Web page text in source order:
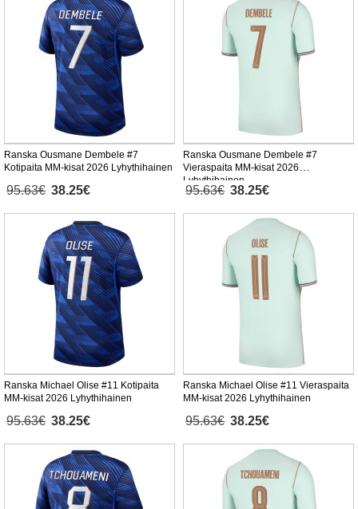
Ranska Ousmane Dembele #7
Kotipaita MM-kisat 2026 Lyhythihainen
95.63€ 38.25€
Ranska Ousmane Dembele #7
Vieraspaita MM-kisat 2026
Lyhythihainen
95.63€ 38.25€
Ranska Michael Olise #11 Kotipaita
MM-kisat 2026 Lyhythihainen
95.63€ 38.25€
Ranska Michael Olise #11 Vieraspaita
MM-kisat 2026 Lyhythihainen
95.63€ 38.25€